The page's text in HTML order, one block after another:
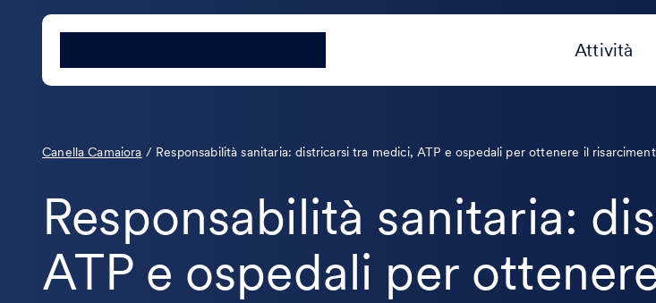
Attività
Canella Camaiora / Responsabilità sanitaria: districarsi tra medici, ATP e ospedali per ottenere il
Responsabilità sanitaria:
ATP e ospedali per